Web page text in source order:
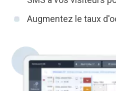
Augmentez le taux